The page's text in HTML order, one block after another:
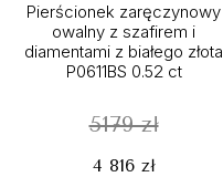
Pierścionek zaręczynowy
owalny z szafirem i
diamentami z białego złota
P0611BS 0.52 ct
5179 zł
4 816 zł